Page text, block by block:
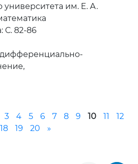
университета им. Е. А.
С. 82-86
3 4 5 6 7 8 9 10 11
12
18 19 20 »